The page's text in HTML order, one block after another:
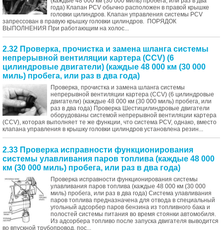
года) Клапан PCV обычно расположен в правой крышке
головки цилиндров. Клапан управления системы PCV
запрессован в правую крышку головки цилиндров. ПОРЯДОК
ВЫПОЛНЕНИЯ При работающим на холос...
2.32 Проверка, прочистка и замена шланга системы
непрерывной вентиляции картера (CCV) (6
цилиндровые двигатели) (каждые 48 000 км (30 000
миль) пробега, или раз в два года)
Проверка, прочистка и замена шланга системы
непрерывной вентиляции картера (CCV) (6 цилиндровые
двигатели) (каждые 48 000 км (30 000 миль) пробега, или
раз в два года) Проверка Шестицилиндровые двигатели
оборудованы системой непрерывной вентиляции картера
(CCV), которая выполняет те же функции, что система PCV, однако, вместо
клапана управления в крышку головки цилиндров установлена резин...
2.33 Проверка исправности функционирования
системы улавливания паров топлива (каждые 48 000
км (30 000 миль) пробега, или раз в два года)
Проверка исправности функционирования системы
улавливания паров топлива (каждые 48 000 км (30 000
миль) пробега, или раз в два года) Система улавливания
паров топлива предназначена для отвода в специальный
угольный адсорбер паров бензина из топливного бака и
полостей системы питания во время стоянки автомобиля.
Из адсорбера топливо после запуска двигателя выводится
во впускной трубопровод, пос...